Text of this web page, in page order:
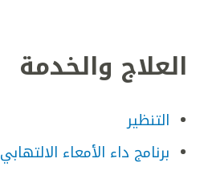
العلاج والخدمة
التنظير
برنامج داء الأمعاء الالتهابي